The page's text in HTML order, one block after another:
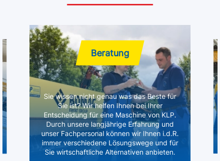
Beratung
Sie wissen nicht genau was das Beste für
Sie ist? Wir helfen Ihnen bei Ihrer
Entscheidung für eine Maschine von KLP.
Durch unsere langjährige Erfahrung und
unser Fachpersonal können wir Ihnen i.d.R.
immer verschiedene Lösungswege und für
Sie wirtschaftliche Alternativen anbieten.